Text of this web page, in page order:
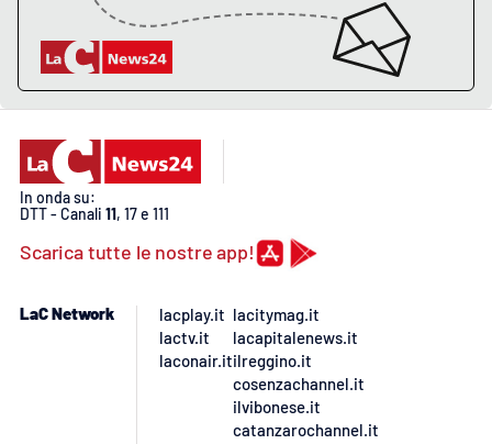
Lactv.it
Laconair.it
Lacapitalenews.it
In onda su:
DTT - Canali 11, 17 e 111
Scarica tutte le nostre app!
LaC Network
lacplay.it
lactv.it
laconair.it
lacitymag.it
lacapitalenews.it
ilreggino.it
cosenzachannel.it
ilvibonese.it
catanzarochannel.it